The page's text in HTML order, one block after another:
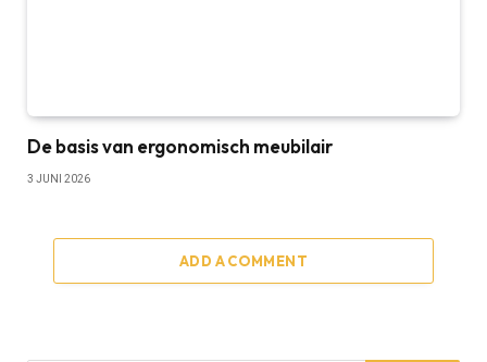
De basis van ergonomisch meubilair
3 JUNI 2026
ADD A COMMENT